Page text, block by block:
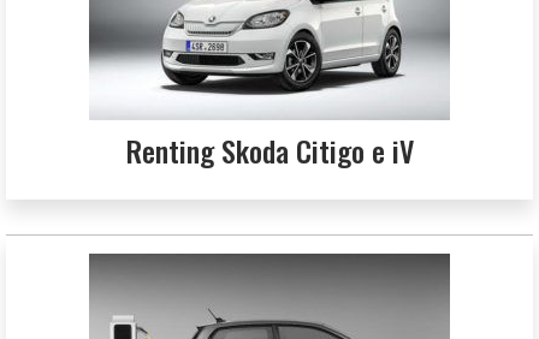
Renting Skoda Citigo e iV